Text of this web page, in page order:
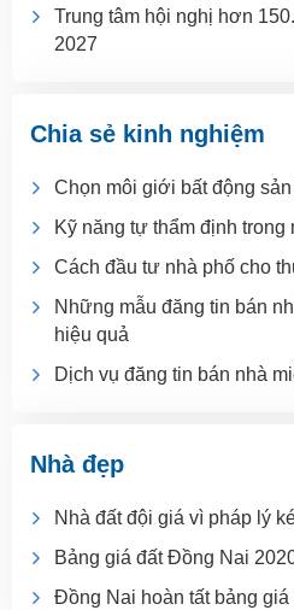
Trung tâm hội nghị hơn
2027
Chia sẻ kinh nghiệm
Chọn môi giới bất động
Kỹ năng tự thẩm định trong
Cách đầu tư nhà phố cho
Những mẫu đăng tin bán
hiệu quả
Dịch vụ đăng tin bán nhà
Nhà đẹp
Nhà đất đội giá vì pháp lý
Bảng giá đất Đồng Nai
Đồng Nai hoàn tất bảng